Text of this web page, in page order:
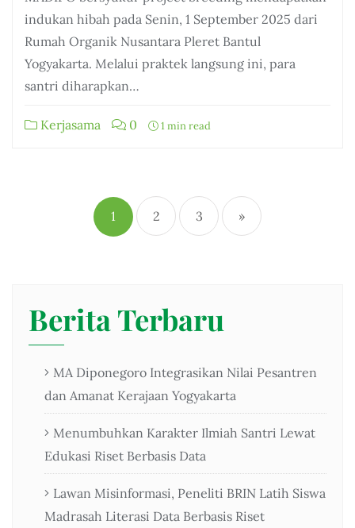
indukan hibah pada Senin, 1 September 2025 dari
Rumah Organik Nusantara Pleret Bantul
Yogyakarta. Melalui praktek langsung ini, para
santri diharapkan…
Kerjasama 0 1 min read
Posts
pagination
1 2 3 »
Berita Terbaru
MA Diponegoro Integrasikan Nilai Pesantren
dan Amanat Kerajaan Yogyakarta
Menumbuhkan Karakter Ilmiah Santri Lewat
Edukasi Riset Berbasis Data
Lawan Misinformasi, Peneliti BRIN Latih Siswa
Madrasah Literasi Data Berbasis Riset